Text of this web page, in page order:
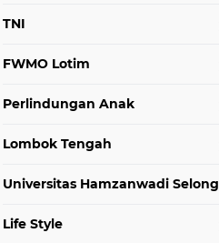
TNI
FWMO Lotim
Perlindungan Anak
Lombok Tengah
Universitas Hamzanwadi Selong
Life Style